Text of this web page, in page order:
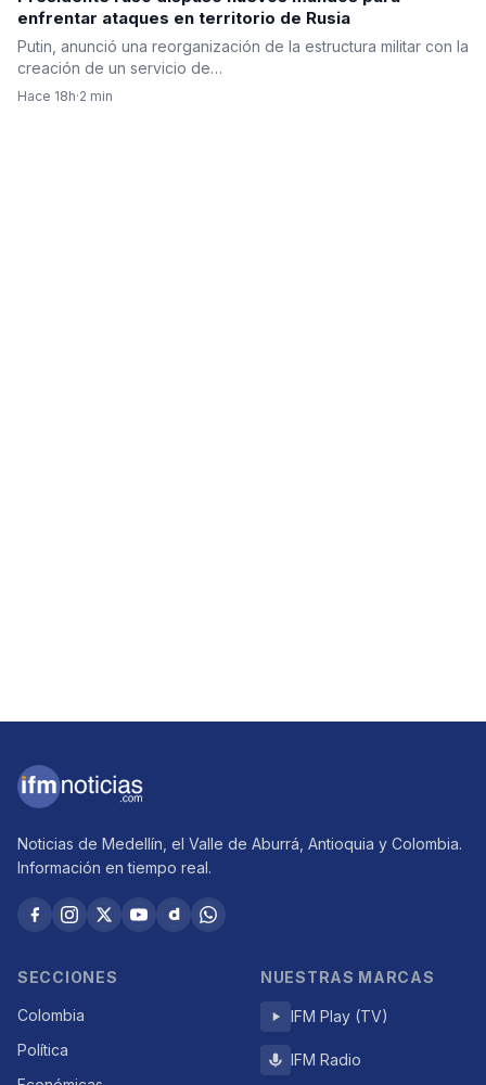
enfrentar ataques en territorio de Rusia
Putin, anunció una reorganización de la estructura militar con la
creación de un servicio de…
Hace 18h·2 min
Noticias de Medellín, el Valle de Aburrá, Antioquia y Colombia.
Información en tiempo real.
SECCIONES
Colombia
Política
NUESTRAS MARCAS
IFM Play (TV)
IFM Radio